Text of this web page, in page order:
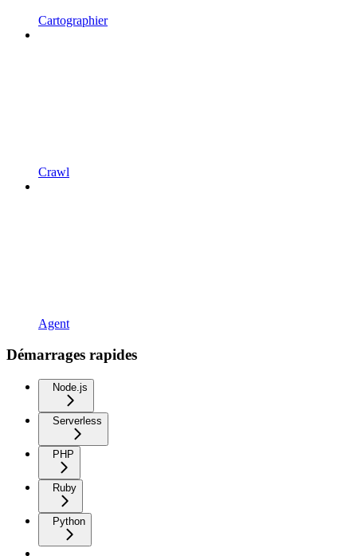
Cartographier
Crawl
Agent
Démarrages rapides
Node.js
Serverless
PHP
Ruby
Python